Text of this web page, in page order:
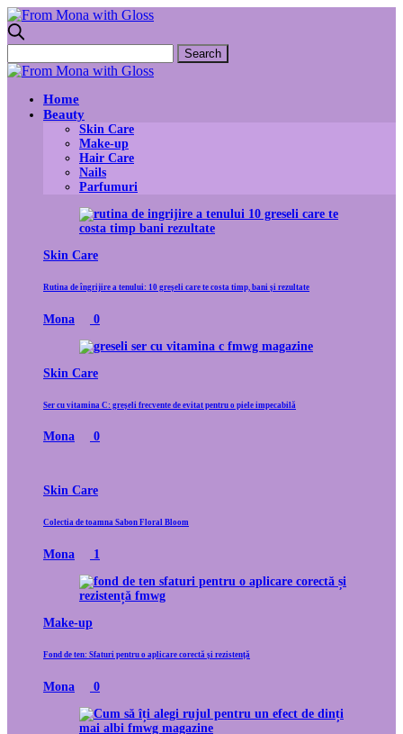
Home
Beauty
Skin Care
Make-up
Hair Care
Nails
Parfumuri
Skin Care
Rutina de îngrijire a tenului: 10 greșeli care te costa timp, bani și rezultate
Mona 0
Skin Care
Ser cu vitamina C: greșeli frecvente de evitat pentru o piele impecabilă
Mona 0
Skin Care
Colectia de toamna Sabon Floral Bloom
Mona 1
Make-up
Fond de ten: Sfaturi pentru o aplicare corectă și rezistență
Mona 0